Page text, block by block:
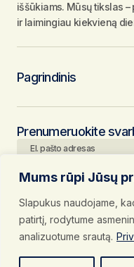
Mums rūpi Jūsų
Slapukus naudojame,
patirtį, rodytume
analizuotume srautą.
iššūkiams. Mūsų tikslas
ir laimingiau kiekvieną
Pagrindinis
Prenumeruokite
El. pašto adresas
Paspausdami mygtuką
bei sutinkate su jomis.
Sekite mus